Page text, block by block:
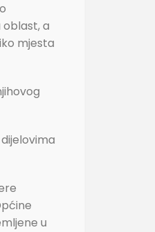
oblast, a
mjesta
u